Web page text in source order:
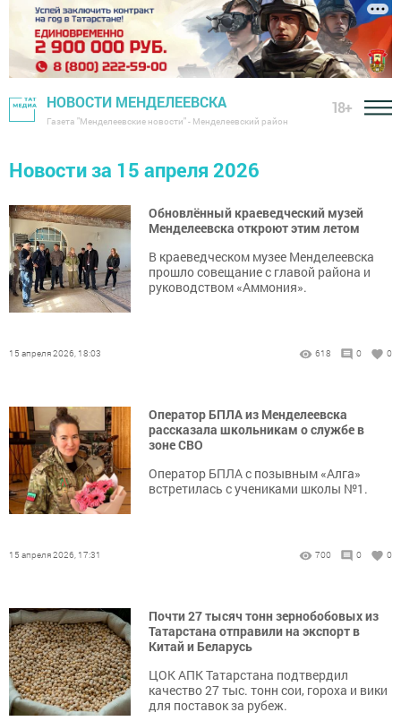
НОВОСТИ МЕНДЕЛЕЕВСКА
Газета "Менделеевские новости" - Менделеевский район
18+
Новости за 15 апреля 2026
Обновлённый краеведческий музей
Менделеевска откроют этим летом
В краеведческом музее Менделеевска
прошло совещание с главой района и
руководством «Аммония».
15 апреля 2026, 18:03 618 0 0
Оператор БПЛА из Менделеевска
рассказала школьникам о службе в
зоне СВО
Оператор БПЛА с позывным «Алга»
встретилась с учениками школы №1.
15 апреля 2026, 17:31 700 0 0
Почти 27 тысяч тонн зернобобовых из
Татарстана отправили на экспорт в
Китай и Беларусь
ЦОК АПК Татарстана подтвердил
качество 27 тыс. тонн сои, гороха и вики
для поставок за рубеж.